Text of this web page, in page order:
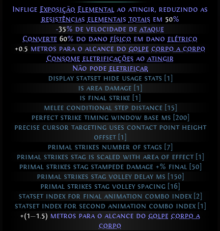
Inflige Exposição Elemental ao atingir, reduzindo as
resistências elementais totais em 50%
ㅤ-35% de velocidade de ataque
Converte 60% do dano físico em dano elétrico
+0.5 metros para o alcance do golpe corpo a corpo
Consome eletrificações ao atingir
Não pode eletrificar
display statset hide usage stats [1]
is area damage [1]
is final strike [1]
melee conditional step distance [15]
perfect strike timing window base ms [200]
precise cursor targeting uses contact point height
offset [1]
primal strikes number of stags [7]
primal strikes stag is scaled with area of effect [1]
primal strikes stag stampede damage +% final [50]
primal strikes stag volley delay ms [150]
primal strikes stag volley spacing [16]
statset index for final animation combo index [2]
statset index for second animation combo index [1]
+(1—1.5) metros para o alcance do golpe corpo a
corpo